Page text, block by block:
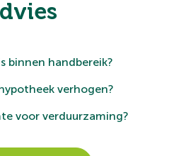
binnen handbereik?
verhogen?
voor verduurzaming?